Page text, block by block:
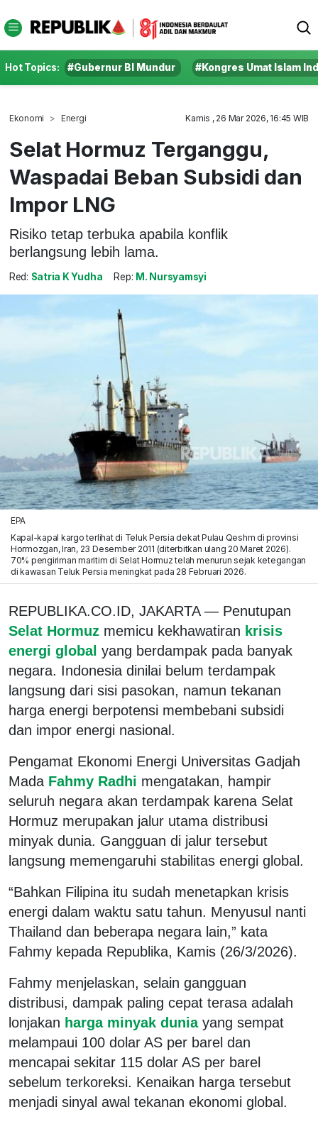
Hot Topics: #Gubernur BI Mundur #Kongres Umat Islam
Ekonomi Energi Kamis , 26 Mar 2026, 16:45 WIB
Selat Hormuz Terganggu,
Waspadai Beban Subsidi dan
Impor LNG
Risiko tetap terbuka apabila konflik
berlangsung lebih lama.
Red: Satria K Yudha Rep: M. Nursyamsyi
EPA
Kapal-kapal kargo terlihat di Teluk Persia dekat Pulau Qeshm di provinsi
Hormozgan, Iran, 23 Desember 2011 (diterbitkan ulang 20 Maret 2026).
70% pengiriman maritim di Selat Hormuz telah menurun sejak ketegangan
di kawasan Teluk Persia meningkat pada 28 Februari 2026.
REPUBLIKA.CO.ID, JAKARTA — Penutupan
Selat Hormuz memicu kekhawatiran krisis
energi global yang berdampak pada banyak
negara. Indonesia dinilai belum terdampak
langsung dari sisi pasokan, namun tekanan
harga energi berpotensi membebani subsidi
dan impor energi nasional.
Pengamat Ekonomi Energi Universitas Gadjah
Mada Fahmy Radhi mengatakan, hampir
seluruh negara akan terdampak karena Selat
Hormuz merupakan jalur utama distribusi
minyak dunia. Gangguan di jalur tersebut
langsung memengaruhi stabilitas energi global.
“Bahkan Filipina itu sudah menetapkan krisis
energi dalam waktu satu tahun. Menyusul nanti
Thailand dan beberapa negara lain,” kata
Fahmy kepada Republika, Kamis (26/3/2026).
Fahmy menjelaskan, selain gangguan
distribusi, dampak paling cepat terasa adalah
lonjakan harga minyak dunia yang sempat
melampaui 100 dolar AS per barel dan
mencapai sekitar 115 dolar AS per barel
sebelum terkoreksi. Kenaikan harga tersebut
menjadi sinyal awal tekanan ekonomi global.